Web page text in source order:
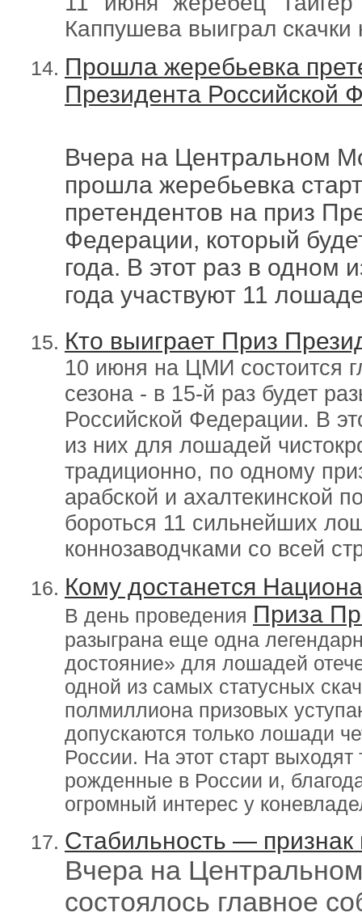
Каппушева выиграл
Прошла жеребьевка
Президента Российской
Вчера на Центральном
прошла жеребьевка
претендентов на приз
Федерации, который
года. В этот раз в одном
года участвуют 11
Кто выиграет Приз
10 июня на ЦМИ состоится
сезона - в 15-й раз будет
Российской Федерации. В
из них для лошадей
традиционно, по одному
арабской и ахалтекинской
бороться 11 сильнейших
коннозаводчками со всей
Кому достанется
В день проведения Приза
разыграна еще одна
достояние» для лошадей
одной из самых статусных
полмиллиона призовых
допускаются только лошади
России. На этот старт
рожденные в России и,
огромный интерес у
Стабильность — признак
Вчера на
состоялось главное